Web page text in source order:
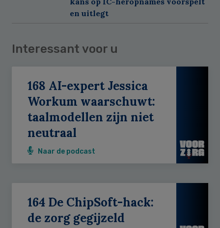
en uitlegt
Interessant voor u
168 AI-expert Jessica
Workum waarschuwt:
taalmodellen zijn niet
neutraal
Naar de podcast
164 De ChipSoft-hack:
de zorg gegijzeld